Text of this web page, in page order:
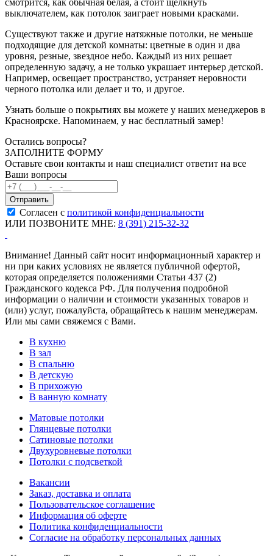
смотрится, как обычная белая, а стоит щелкнуть
выключателем, как потолок заиграет новыми красками.
Существуют также и другие натяжные потолки, не меньше
подходящие для детской комнаты: цветные в один и два
уровня, резные, звездное небо. Каждый из них решает
определенную задачу, а не только украшает интерьер детской.
Например, освещает пространство, устраняет неровности
черного потолка или делает и то, и другое.
Узнать больше о покрытиях вы можете у наших менеджеров в
Красноярске. Напоминаем, у нас бесплатный замер!
Остались вопросы?
ЗАПОЛНИТЕ ФОРМУ
Оставьте свои контакты и наш специалист ответит на все
Ваши вопросы
Согласен с политикой конфиденциальности
ИЛИ ПОЗВОНИТЕ МНЕ: 8 (391) 215-32-32
Внимание! Данный сайт носит информационный характер и
ни при каких условиях не является публичной офертой,
которая определяется положениями Статьи 437 (2)
Гражданского кодекса РФ. Для получения подробной
информации о наличии и стоимости указанных товаров и
(или) услуг, пожалуйста, обращайтесь к нашим менеджерам.
Или мы сами свяжемся с Вами.
В кухню
В зал
В спальню
В детскую
В прихожую
В ванную комнату
Матовые потолки
Глянцевые потолки
Сатиновые потолки
Двухуровневые потолки
Потолки с подсветкой
Вакансии
Заказ, доставка и оплата
Пользовательское соглашение
Информация об оферте
Политика конфиденциальности
Согласие на обработку персональных данных